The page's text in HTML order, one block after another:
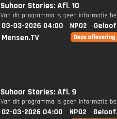
Suhoor Stories: Afl. 10
Van dit programma is geen informatie
03-03-2026 04:00 NPO2
Mensen.TV
Suhoor Stories: Afl. 9
Van dit programma is geen informatie
02-03-2026 04:00 NPO2